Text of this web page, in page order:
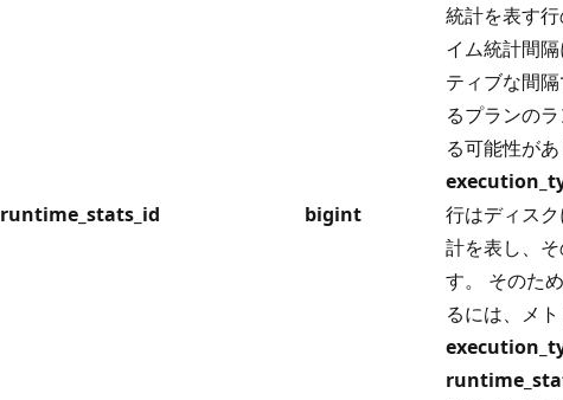
runtime_stats_id bigint
統計を表す
イム統計間
ティブな間隔
るプランの
る可能性が
行はディス
計を表し、
す。 そのた
るには、メト